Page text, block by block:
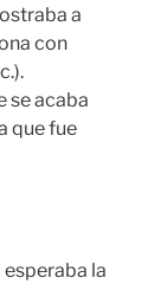
a
con
se acaba
que fue
la